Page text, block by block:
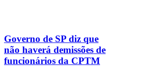
Governo de SP diz que
não haverá demissões de
funcionários da CPTM